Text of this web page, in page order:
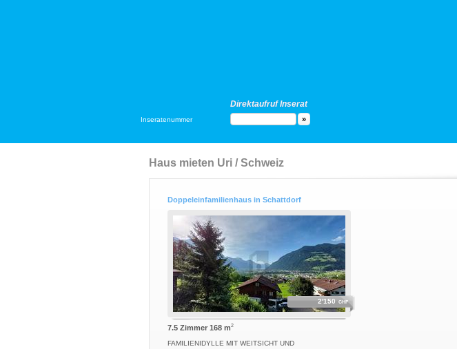
Direktaufruf Inserat
Inseratenummer
Haus mieten Uri / Schweiz
Doppeleinfamilienhaus in Schattdorf
2'150 CHF
7.5 Zimmer 168 m2
FAMILIENIDYLLE MIT WEITSICHT UND